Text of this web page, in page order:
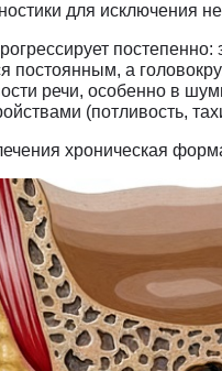
для исключения
постоянным, а
речи, особенно в
(потливость,
хроническая